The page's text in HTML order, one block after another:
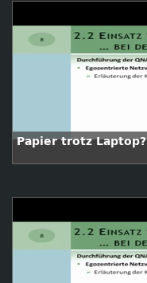
Papier trotz Laptop?